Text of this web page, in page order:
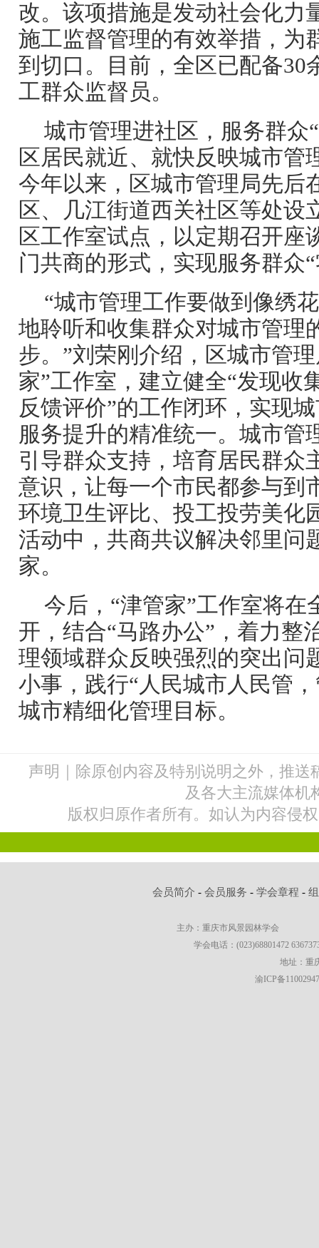
改。该项措施是发动社会化力
施工监督管理的有效举措，为
到切口。目前，全区已配备30
工群众监督员。
城市管理进社区，服务群众
区居民就近、就快反映城市管
今年以来，区城市管理局先后
区、几江街道西关社区等处设
区工作室试点，以定期召开座
门共商的形式，实现服务群众
“城市管理工作要做到像绣
地聆听和收集群众对城市管理
步。”刘荣刚介绍，区城市管
家”工作室，建立健全“发现
反馈评价”的工作闭环，实现
服务提升的精准统一。城市管
引导群众支持，培育居民群众
意识，让每一个市民都参与到
环境卫生评比、投工投劳美化
活动中，共商共议解决邻里问
家。
今后，“津管家”工作室将在
开，结合“马路办公”，着力整
理领域群众反映强烈的突出问
小事，践行“人民城市人民管
城市精细化管理目标。
声明｜除原创内容及特别说明之外，推送
及各大主流媒体机
版权归原作者所有。如认为内容侵
会员简介 -会员服务 -学会章程 -
主办：重庆市风景园林学会
学会电话：(023)68801472
地址：重
渝ICP备